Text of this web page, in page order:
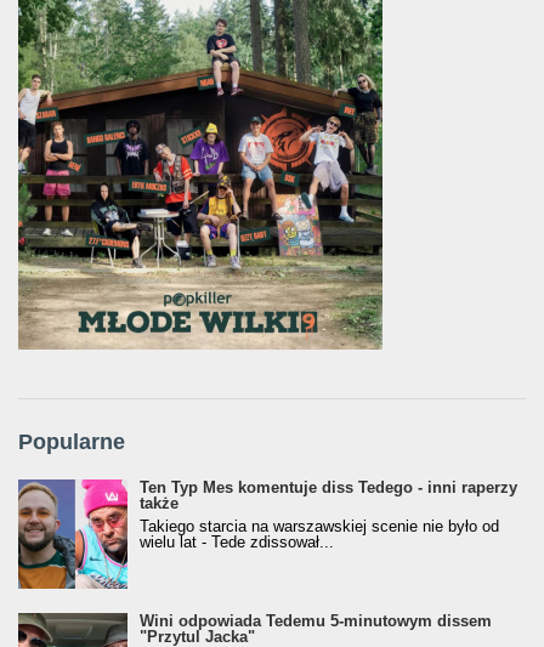
Popularne
Ten Typ Mes komentuje diss Tedego - inni raperzy
także
Takiego starcia na warszawskiej scenie nie było od
wielu lat - Tede zdissował...
Wini odpowiada Tedemu 5-minutowym dissem
"Przytul Jacka"